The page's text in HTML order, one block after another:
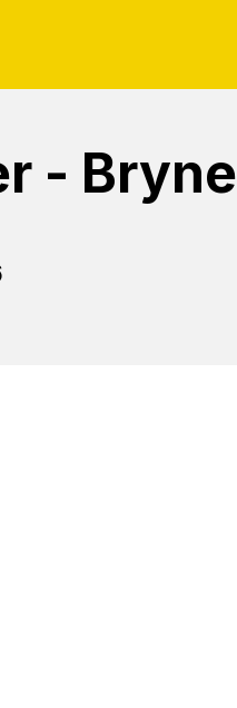
- Bryne